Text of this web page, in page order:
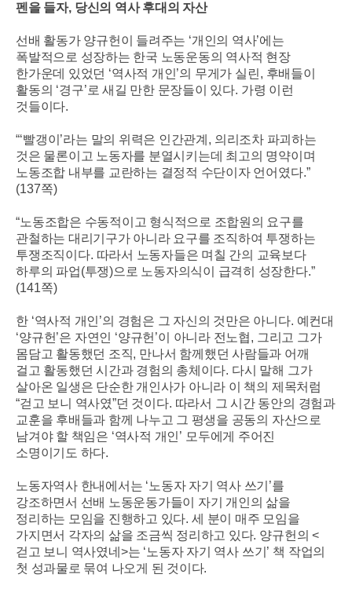
펜을 들자, 당신의 역사 후대의 자산
선배 활동가 양규헌이 들려주는 ‘개인의 역사’에는
폭발적으로 성장하는 한국 노동운동의 역사적 현장
한가운데 있었던 ‘역사적 개인’의 무게가 실린 , 후배들이
활동의 ‘경구’ 로 새길 만한 문장들이 있다. 가령 이런
것들이다.
“‘빨갱이 ’라는 말의 위력은 인간관계 , 의리조차 파괴하는
것은 물론이고 노동자를 분열시키는데 최고의 명약이며
노동조합 내부를 교란하는 결정적 수단이자 언어였다.”
(137쪽)
“노동조합은 수동적이고 형식적으로 조합원의 요구를
관철하는 대리기구가 아니라 요구를 조직하여 투쟁하는
투쟁조직이다. 따라서 노동자들은 며칠 간의 교육보다
하루의 파업(투쟁)으로 노동자의식이 급격히 성장한다.”
(141쪽)
한 ‘역사적 개인 ’의 경험은 그 자신의 것만은 아니다. 예컨대
‘양규헌’은 자연인 ‘양규헌 ’이 아니라 전노협, 그리고 그가
몸담고 활동했던 조직, 만나서 함께했던 사람들과 어깨
걸고 활동했던 시간과 경험의 총체이다. 다시 말해 그가
살아온 일생은 단순한 개인사가 아니라 이 책의 제목처럼
“걷고 보니 역사였”던 것이다. 따라서 그 시간 동안의 경험과
교훈을 후배들과 함께 나누고 그 평생을 공동의 자산으로
남겨야 할 책임은 ‘역사적 개인 ’ 모두에게 주어진
소명이기도 하다.
노동자역사 한내에서는 ‘ 노동자 자기 역사 쓰기 ’를
강조하면서 선배 노동운동가들이 자기 개인의 삶을
정리하는 모임을 진행하고 있다.세 분이 매주 모임을
가지면서 각자의 삶을 조금씩 정리하고 있다. 양규헌의<
걷고 보니 역사였네 >는 ‘ 노동자 자기 역사 쓰기 ’ 책 작업의
첫 성과물로 묶여 나오게 된 것이다.